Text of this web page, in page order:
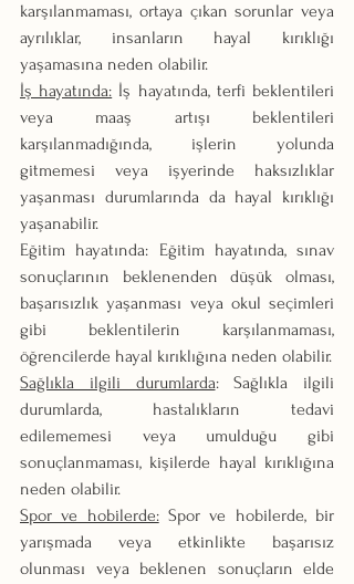
karşılanmaması, ortaya çıkan sorunlar veya
ayrılıklar, insanların hayal kırıklığı
yaşamasına neden olabilir.
İş hayatında: İş hayatında, terfi beklentileri
veya maaş artışı beklentileri
karşılanmadığında, işlerin yolunda
gitmemesi veya işyerinde haksızlıklar
yaşanması durumlarında da hayal kırıklığı
yaşanabilir.
Eğitim hayatında: Eğitim hayatında, sınav
sonuçlarının beklenenden düşük olması,
başarısızlık yaşanması veya okul seçimleri
gibi beklentilerin karşılanmaması,
öğrencilerde hayal kırıklığına neden olabilir.
Sağlıkla ilgili durumlarda: Sağlıkla ilgili
durumlarda, hastalıkların tedavi
edilememesi veya umulduğu gibi
sonuçlanmaması, kişilerde hayal kırıklığına
neden olabilir.
Spor ve hobilerde: Spor ve hobilerde, bir
yarışmada veya etkinlikte başarısız
olunması veya beklenen sonuçların elde